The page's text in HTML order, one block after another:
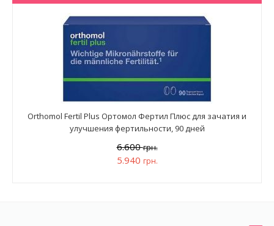
Orthomol Fertil Plus Ортомол Фертил Плюс для зачатия и
улучшения фертильности, 90 дней
6.600грн.
5.940 грн.